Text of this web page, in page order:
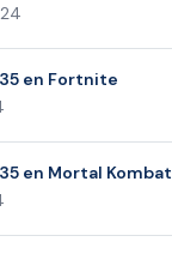
en Fortnite
en Mortal Kombat